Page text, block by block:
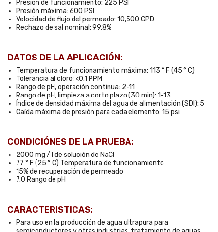
Presión de funcionamiento: 225 PSI
Presión máxima: 600 PSI
Velocidad de flujo del permeado: 10,500 GPD
Rechazo de sal nominal: 99.8%
DATOS DE LA APLICACIÓN:
Temperatura de funcionamiento máxima: 113 ° F (45 ° C)
Tolerancia al cloro: <0.1 PPM
Rango de pH, operación continua: 2-11
Rango de pH, limpieza a corto plazo (30 min): 1-13
Índice de densidad máxima del agua de alimentación (SDI): 5
Caída máxima de presión para cada elemento: 15 psi
CONDICIÓNES DE LA PRUEBA:
2000 mg / l de solución de NaCl
77 ° F (25 ° C) Temperatura de funcionamiento
15% de recuperación de permeado
7.0 Rango de pH
CARACTERISTICAS:
Para uso en la producción de agua ultrapura para